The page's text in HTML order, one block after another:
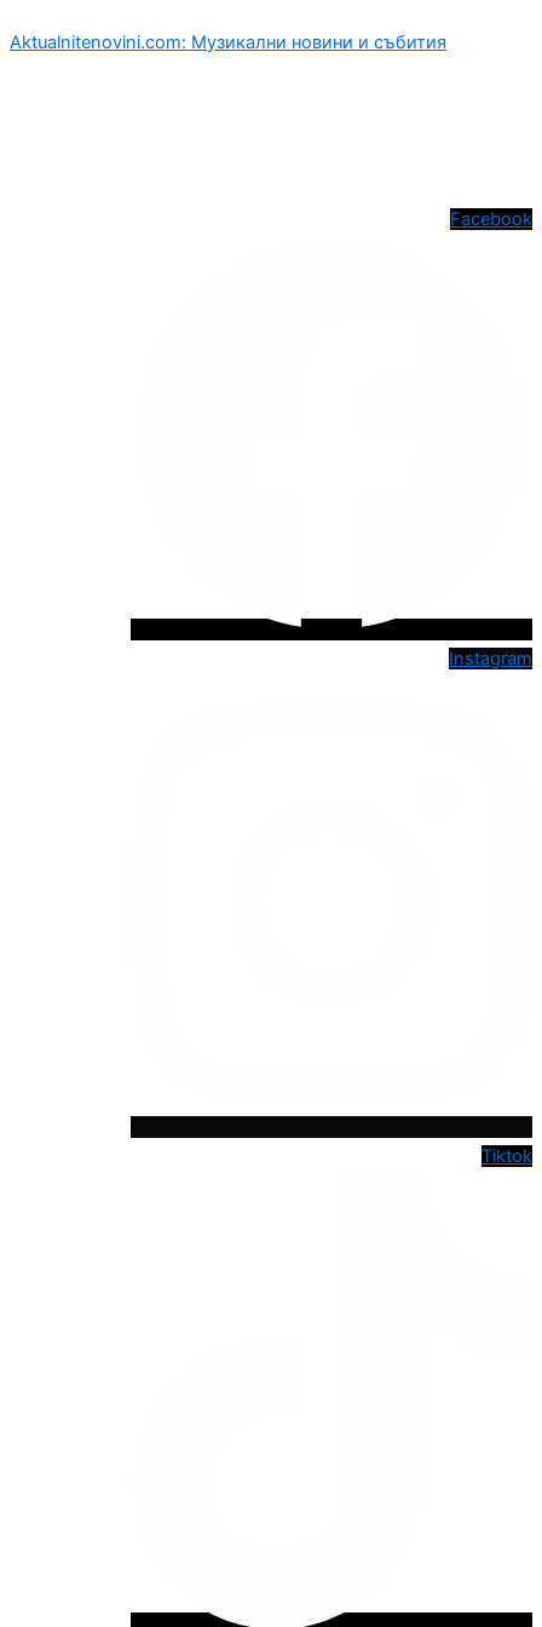
Aktualnitenovini.com: Музикални новини и събития
Facebook
Instagram
Tiktok